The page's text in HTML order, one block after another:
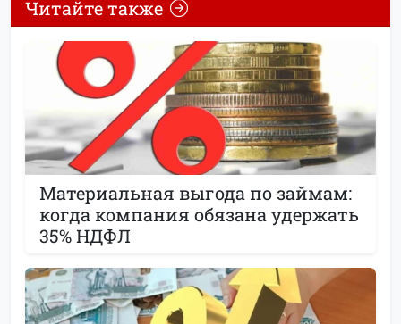
Читайте также
Материальная выгода по займам:
когда компания обязана удержать
35% НДФЛ